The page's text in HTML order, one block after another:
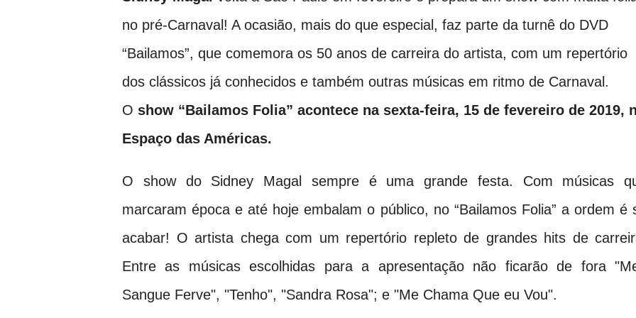
no pré-Carnaval! A ocasião, mais do que especial, faz parte da turnê do DVD
“Bailamos”, que comemora os 50 anos de carreira do artista, com um repertório
dos clássicos já conhecidos e também outras músicas em ritmo de Carnaval.
O show “Bailamos Folia” acontece na sexta-feira, 15 de fevereiro de 2019,
Espaço das Américas.
O show do Sidney Magal sempre é uma grande festa. Com músicas
marcaram época e até hoje embalam o público, no “Bailamos Folia” a ordem é
acabar! O artista chega com um repertório repleto de grandes hits de
Entre as músicas escolhidas para a apresentação não ficarão de fora
Sangue Ferve", "Tenho", "Sandra Rosa"; e "Me Chama Que eu Vou".